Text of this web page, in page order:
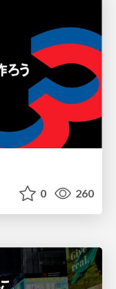
0 260